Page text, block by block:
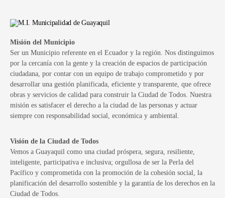
Misión del Municipio
Ser un Municipio referente en el Ecuador y la región. Nos distinguimos
por la cercanía con la gente y la creación de espacios de participación
ciudadana, por contar con un equipo de trabajo comprometido y por
desarrollar una gestión planificada, eficiente y transparente, que ofrece
obras y servicios de calidad para construir la Ciudad de Todos. Nuestra
misión es satisfacer el derecho a la ciudad de las personas y actuar
siempre con responsabilidad social, económica y ambiental.
Visión de la Ciudad de Todos
Vemos a Guayaquil como una ciudad próspera, segura, resiliente,
inteligente, participativa e inclusiva; orgullosa de ser la Perla del
Pacífico y comprometida con la promoción de la cohesión social, la
planificación del desarrollo sostenible y la garantía de los derechos en la
Ciudad de Todos.